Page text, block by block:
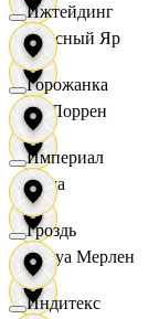
Красный Яр
Ла Лоррен
Лама
Леруа Мерлен
Ижтейдинг
Горожанка
Империал
Гроздь
Индитекс